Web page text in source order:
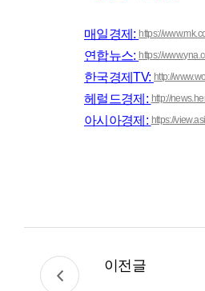
매일경제: https://
연합뉴스: https://
한국경제TV: http://
헤럴드경제: http://
아시아경제: https://
이전글